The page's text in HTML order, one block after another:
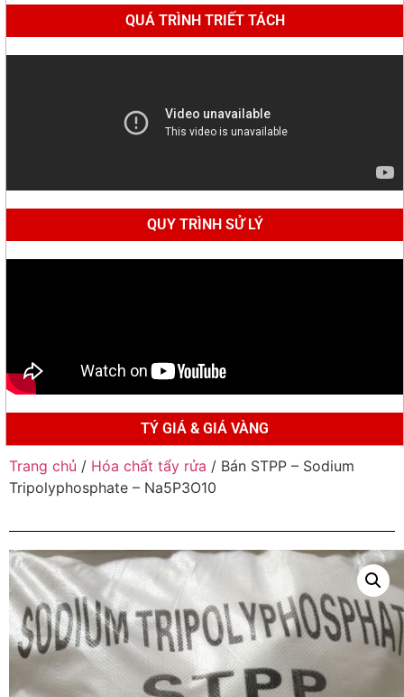
QUÁ TRÌNH TRIẾT TÁCH
QUY TRÌNH SỬ LÝ
TÝ GIÁ & GIÁ VÀNG
Trang chủ / Hóa chất tẩy rửa / Bán STPP – Sodium
Tripolyphosphate – Na5P3O10